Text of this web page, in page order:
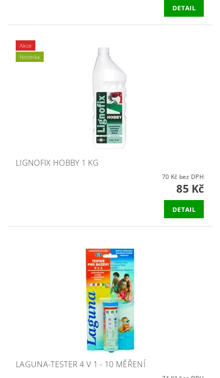
DETAIL
Akce
Novinka
LIGNOFIX HOBBY 1 KG
70 Kč bez DPH
85 Kč
DETAIL
LAGUNA-TESTER 4 V 1 - 10 MĚŘENÍ